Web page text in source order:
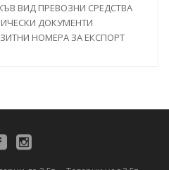
ВИД ПРЕВОЗНИ СРЕДСТВА
ДОКУМЕНТИ
НОМЕРА ЗА ЕКСПОРТ